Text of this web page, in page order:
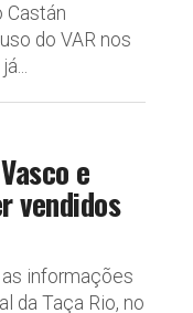
Castán
do VAR nos
e
vendidos
informações
da Taça Rio, no